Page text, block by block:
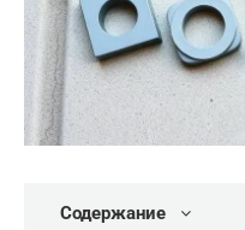
Содержание